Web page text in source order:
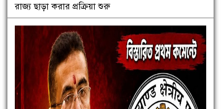
রাজ্য ছাড়া করার প্রক্রিয়া শুরু